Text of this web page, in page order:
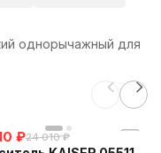
однорычажный для
₽24 010 ₽